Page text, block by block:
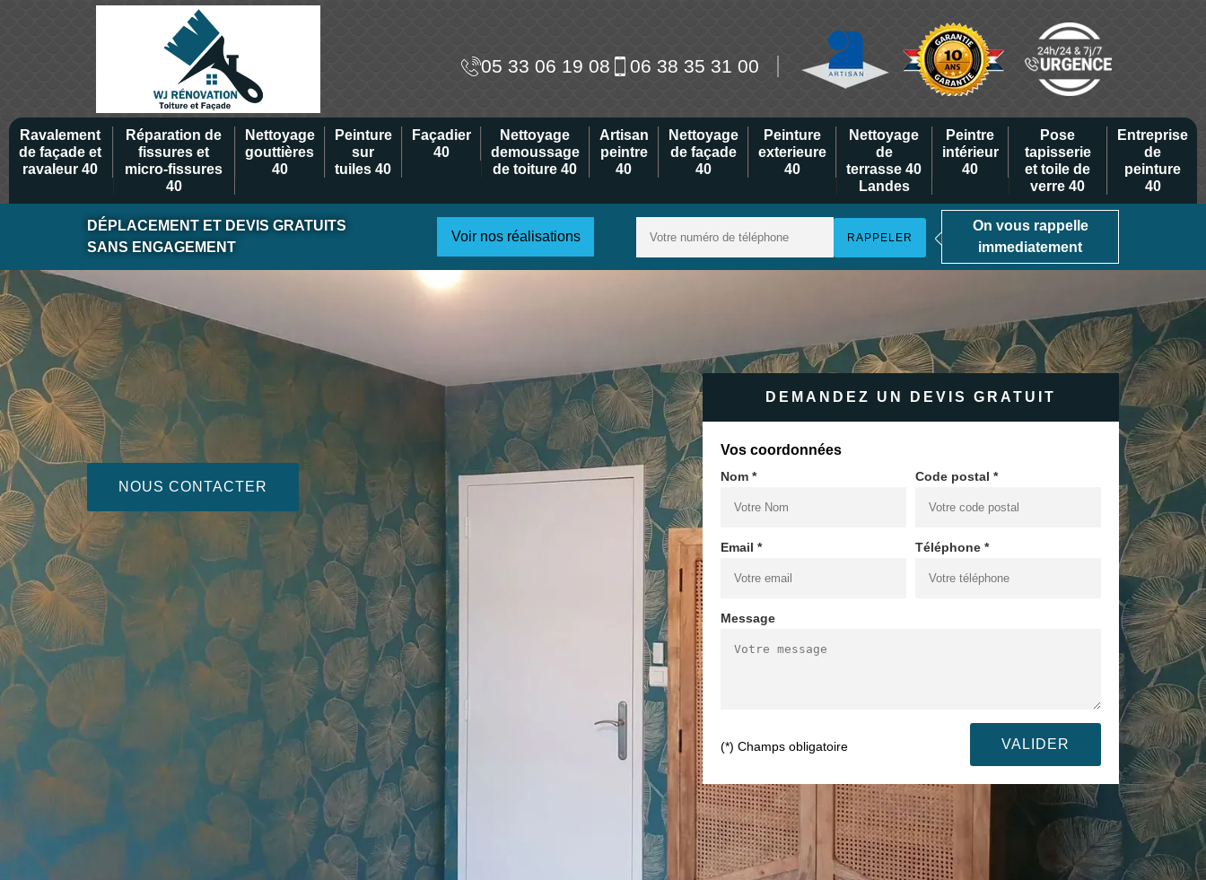
05 33 06 19 08 06 38 35 31 00
Ravalement
de façade et
ravaleur 40
Réparation de
fissures et
micro-fissures
40
Nettoyage
gouttières
40
Peinture
sur
tuiles 40
Façadier
40
Nettoyage
demoussage
de toiture 40
Artisan
peintre
40
Nettoyage
de façade
40
Peinture
exterieure
40
Nettoyage
de
terrasse 40
Landes
Peintre
intérieur
40
Pose
tapisserie
et toile de
verre 40
Entreprise
de
peinture
40
DÉPLACEMENT ET DEVIS GRATUITS
SANS ENGAGEMENT
Voir nos réalisations
On vous rappelle
immediatement
NOUS CONTACTER
DEMANDEZ UN DEVIS GRATUIT
Vos coordonnées
Nom * Code postal *
Email * Téléphone *
Message
(*) Champs obligatoire